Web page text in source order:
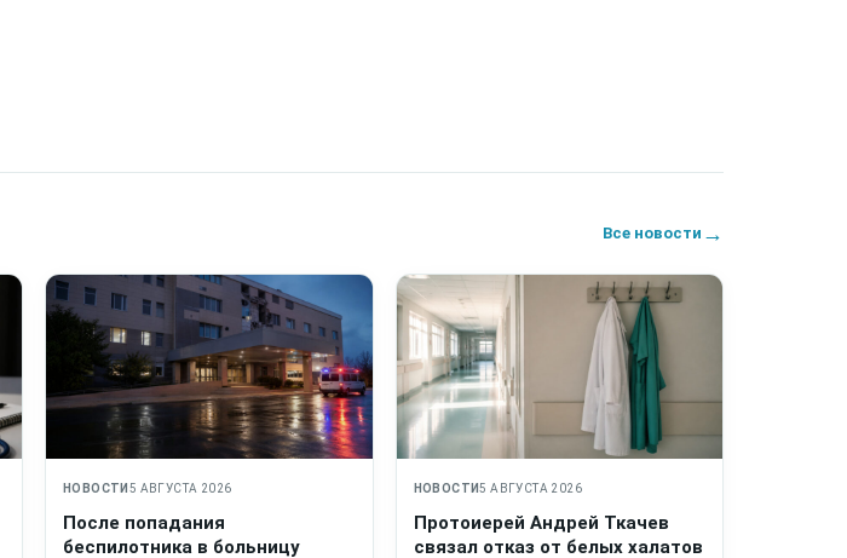
Все новости →
НОВОСТИ 5 АВГУСТА 2026
После попадания
беспилотника в больницу
НОВОСТИ5 АВГУСТА 2026
Протоиерей Андрей Ткачев
связал отказ от белых халатов